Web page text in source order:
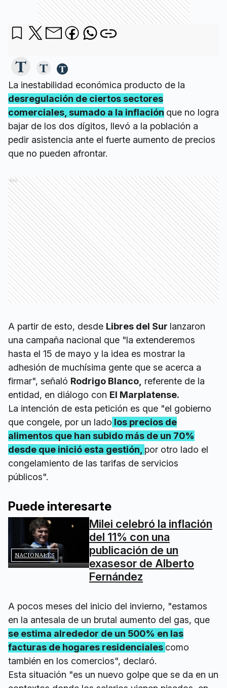
La inestabilidad económica producto de la
desregulación de ciertos sectores
comerciales, sumado a la inflación que no logra
bajar de los dos dígitos, llevó a la población a
pedir asistencia ante el fuerte aumento de precios
que no pueden afrontar.
Ads
A partir de esto, desde Libres del Sur lanzaron
una campaña nacional que "la extenderemos
hasta el 15 de mayo y la idea es mostrar la
adhesión de muchísima gente que se acerca a
firmar", señaló Rodrigo Blanco, referente de la
entidad, en diálogo con El Marplatense.
La intención de esta petición es que "el gobierno
que congele, por un lado los precios de
alimentos que han subido más de un 70%
desde que inició esta gestión, por otro lado el
congelamiento de las tarifas de servicios
públicos".
Puede interesarte
NACIONALES
Milei celebró la inflación
del 11% con una
publicación de un
exasesor de Alberto
Fernández
A pocos meses del inicio del invierno, "estamos
en la antesala de un brutal aumento del gas, que
se estima alrededor de un 500% en las
facturas de hogares residenciales como
también en los comercios", declaró.
Esta situación "es un nuevo golpe que se da en un